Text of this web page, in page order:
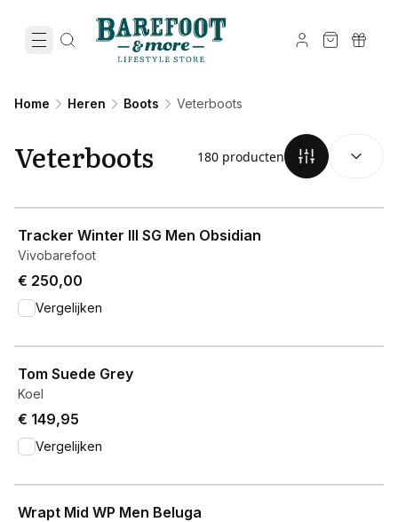
Home Heren Boots Veterboots
Veterboots 180 producten
Tracker Winter III SG Men Obsidian
Vivobarefoot
€ 250,00
Vergelijken
Tom Suede Grey
Koel
€ 149,95
Vergelijken
Wrapt Mid WP Men Beluga